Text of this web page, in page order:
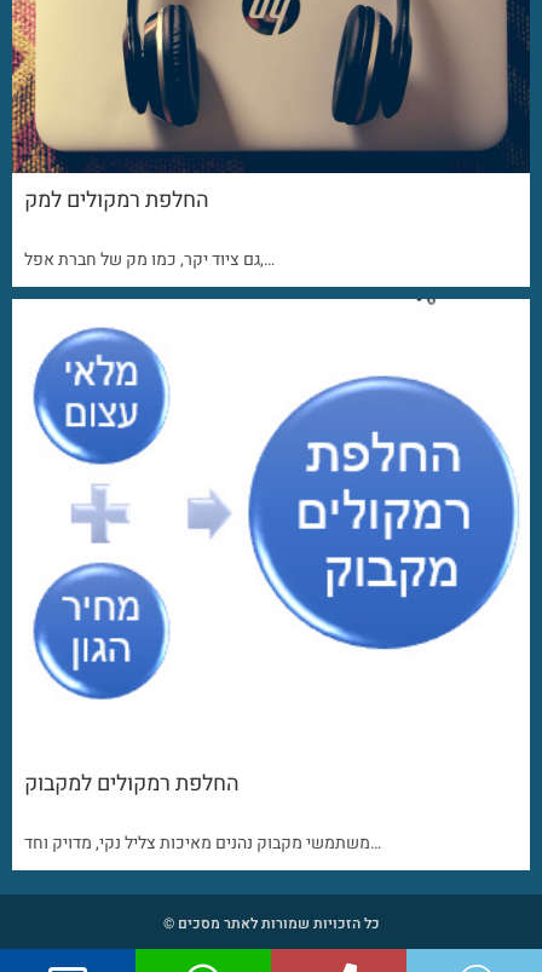
החלפת רמקולים למק
גם ציוד יקר, כמו מק של חברת אפל,…
החלפת רמקולים למקבוק
משתמשי מקבוק נהנים מאיכות צליל נקי, מדויק וחד…
כל הזכויות שמורות לאתר מסכים ©